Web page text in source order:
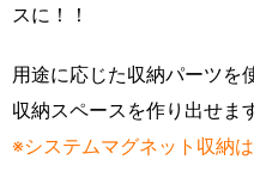
スに！！
用途に応じた収納パーツを
収納スペースを作り出せま
※システムマグネット収納は